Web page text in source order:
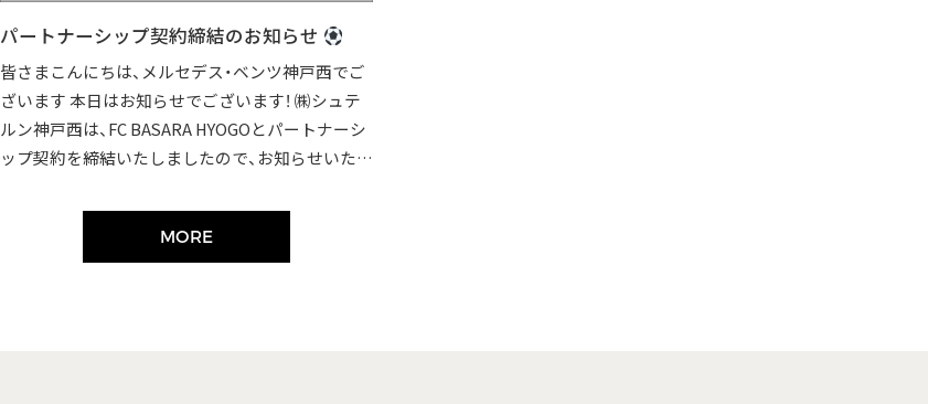
パートナーシップ契約締結のお知らせ
皆さまこんにちは、メルセデス・ベンツ神戸西でご
ざいます 本日はお知らせでございます！ ㈱シュテ
ルン神戸西は、FC BASARA HYOGOとパートナーシ
ップ契約を締結いたしましたので、お知らせいたし
MORE